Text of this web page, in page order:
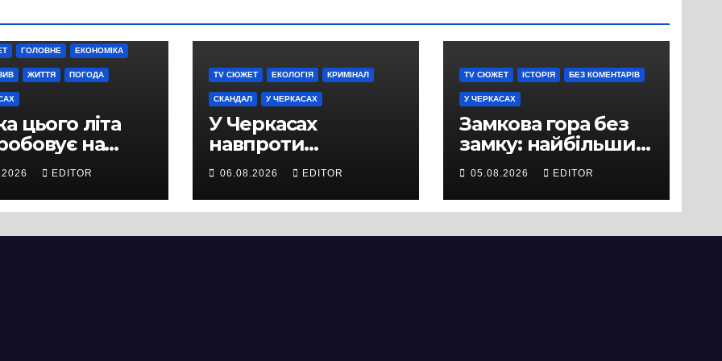
ГОЛОВНЕ ЕКОНОМІКА
ЖИТТЯ ПОГОДА
цього літа
на
не лише
а й дороги
EDITOR
TV СЮЖЕТ ЕКОЛОГІЯ КРИМІНАЛ
СКАНДАЛ У ЧЕРКАСАХ
У Черкасах
навпроти
будівництва
нового
супермаркету
06.08.2026 EDITOR
TV СЮЖЕТ ІСТОРІЯ БЕЗ КОМЕНТАРІВ
У ЧЕРКАСАХ
Замкова гора без
замку: найбільший
історичний міф
Черкас
05.08.2026 EDITOR